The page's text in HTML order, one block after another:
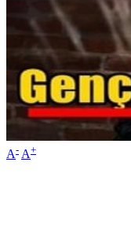
A- A+